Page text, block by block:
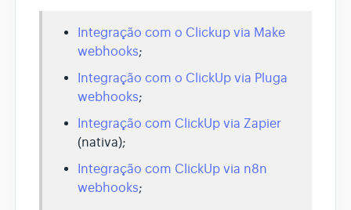
Integração com o Clickup via Make
webhooks;
Integração com o ClickUp via Pluga
webhooks;
Integração com ClickUp via Zapier
(nativa);
Integração com ClickUp via n8n
webhooks;